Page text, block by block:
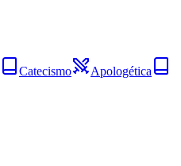
Catecismo
Apologética